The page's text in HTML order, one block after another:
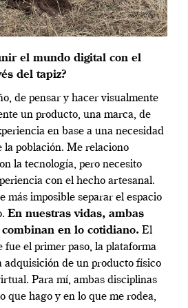
el mundo digital con el
del tapiz?
de pensar y hacer visualmente
un producto, una marca, de
en base a una necesidad
la población. Me relaciono
la tecnología, pero necesito
con el hecho artesanal.
más imposible separar el espacio
En nuestras vidas, ambas
en lo cotidiano. El
fue el primer paso, la plataforma
adquisición de un producto físico
Para mí, ambas disciplinas
que hago y en lo que me rodea,